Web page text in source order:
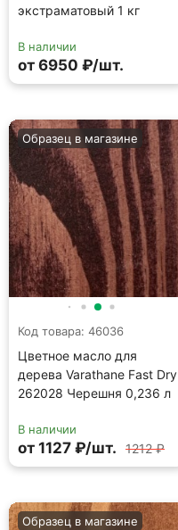
экстраматовый 1 кг
В наличии
от 6950 ₽/шт.
Код товара: 46036
Цветное масло для
дерева Varathane Fast Dry
262028 Черешня 0,236 л
Образец в магазине
В наличии
от 1127 ₽/шт. 1212 ₽
Образец в магазине